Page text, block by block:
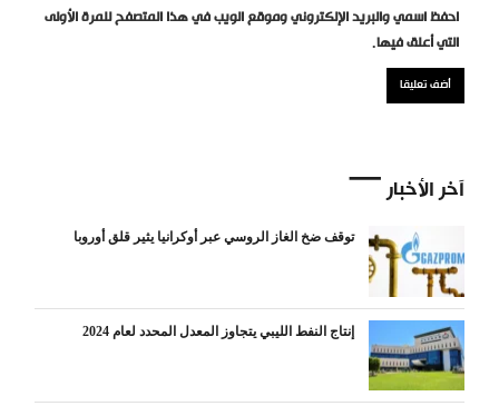
احفظ اسمي والبريد الإلكتروني وموقع الويب في هذا المتصفح للمرة الأولى
التي أعلق فيها.
آخر الأخبار
توقف ضخ الغاز الروسي عبر أوكرانيا يثير قلق أوروبا
إنتاج النفط الليبي يتجاوز المعدل المحدد لعام 2024